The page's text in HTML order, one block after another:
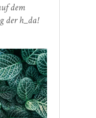
dem
der h_da!